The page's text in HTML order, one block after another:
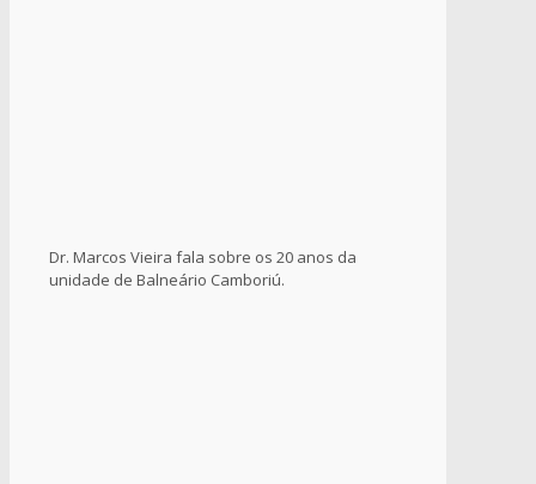
Dr. Marcos Vieira fala sobre os 20 anos da
unidade de Balneário Camboriú.